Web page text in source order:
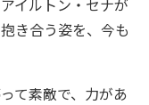
イルトン・セナが
き合う姿を、今も
て素敵で、力があ